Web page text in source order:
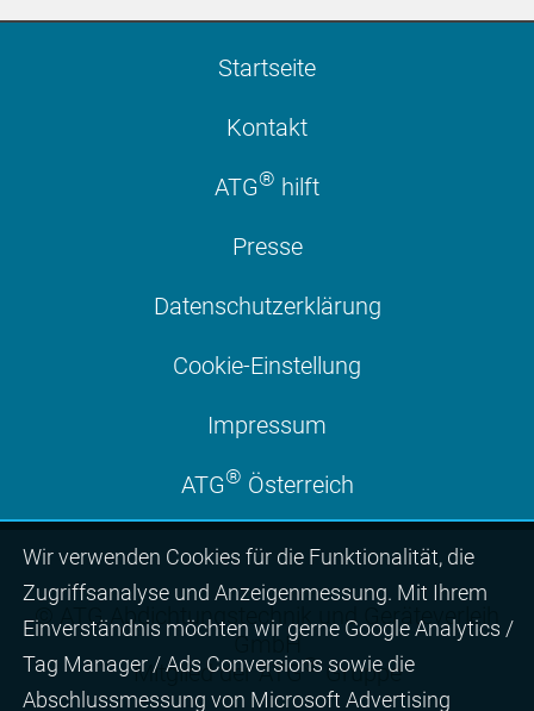
Startseite
Kontakt
ATG® hilft
Presse
Datenschutzerklärung
Cookie-Einstellung
Impressum
ATG® Österreich
© ATG Abdichtungstechnik und Geräteverleih
GmbH
Mitglied der ATG®Gruppe
Wir ver­wen­den Cookies für die Funktio­na­lität, die
Zugriffs­ana­lyse und Anzei­gen­mes­sung. Mit Ihrem
Ein­ver­ständ­nis möchten wir gerne Google Analytics /
Tag Manager / Ads Con­ver­sions sowie die
Abschluss­mes­sung von Micro­soft Adver­tising